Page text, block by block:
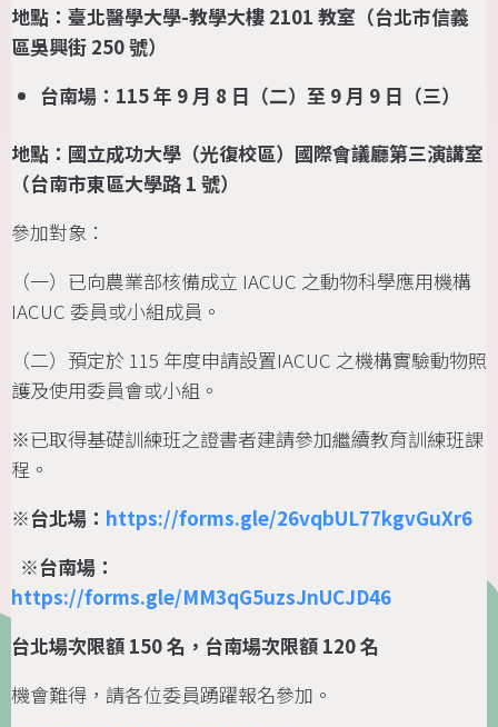
地點：臺北醫學大學-教學大樓 2101 教室（台北市信義
區吳興街 250 號）
台南場：115 年 9 月 8 日（二）至 9 月 9 日（三）
地點：國立成功大學（光復校區）國際會議廳第三演講室
（台南市東區大學路 1 號）
參加對象：
（一）已向農業部核備成立 IACUC 之動物科學應用機構
IACUC 委員或小組成員。
（二）預定於 115 年度申請設置IACUC 之機構實驗動物照
護及使用委員會或小組。
※已取得基礎訓練班之證書者建請參加繼續教育訓練班課
程。
※台北場： https://forms.gle/26vqbUL77kgvGuXr6
※台南場：
https://forms.gle/MM3qG5uzsJnUCJD46
台北場次限額 150 名，台南場次限額 120 名
機會難得，請各位委員踴躍報名參加。